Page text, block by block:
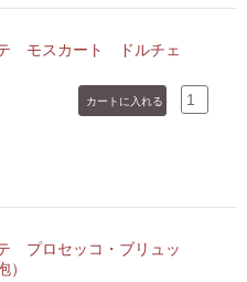
モスカート ドルチェ
プロセッコ・ブリュッ
）